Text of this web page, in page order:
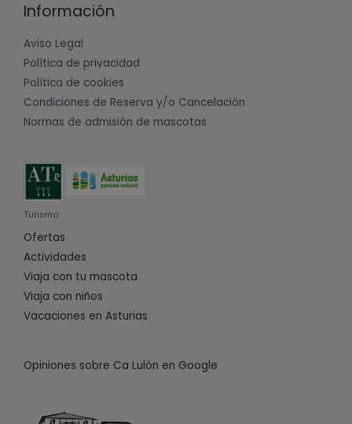
Información
Aviso Legal
Política de privacidad
Política de cookies
Condiciones de Reserva y/o Cancelación
Normas de admisión de mascotas
Turismo
Ofertas
Actividades
Viaja con tu mascota
Viaja con niños
Vacaciones en Asturias
Opiniones sobre Ca Lulón en Google